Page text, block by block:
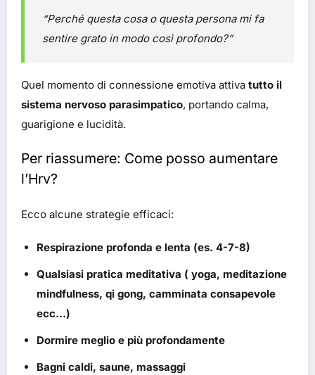
“Perché questa cosa o questa persona mi fa
sentire grato in modo così profondo?”
Quel momento di connessione emotiva attiva tutto il
sistema nervoso parasimpatico, portando calma,
guarigione e lucidità.
Per riassumere: Come posso aumentare
l’Hrv?
Ecco alcune strategie efficaci:
Respirazione profonda e lenta (es. 4-7-8)
Qualsiasi pratica meditativa ( yoga, meditazione
mindfulness, qi gong, camminata consapevole
ecc…)
Dormire meglio e più profondamente
Bagni caldi, saune, massaggi